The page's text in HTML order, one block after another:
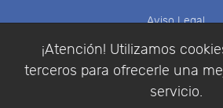
¡Atención! Utilizamos
terceros para ofrecerle una
servicio.
Aviso Legal
Política de
Condiciones de
Identificarse